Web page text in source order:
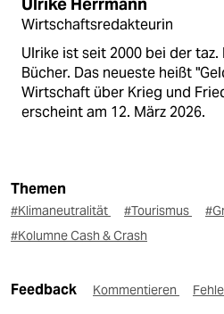
Ulrike Herrmann
Wirtschaftsredakteurin
Ulrike ist seit 2000 bei der
Bücher. Das neueste heißt
Wirtschaft über Krieg und
erscheint am 12. März 2026.
Themen
#Klimaneutralität #Tourismus
#Kolumne Cash & Crash
Feedback Kommentieren